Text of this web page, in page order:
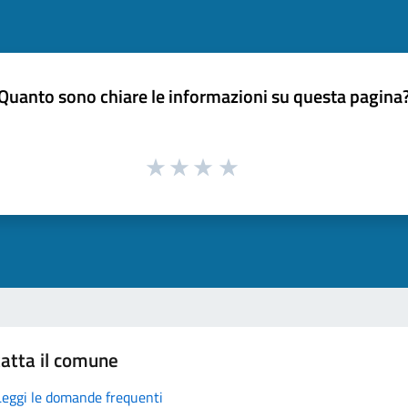
sono chiare le informazioni su questa
il comune
le domande frequenti